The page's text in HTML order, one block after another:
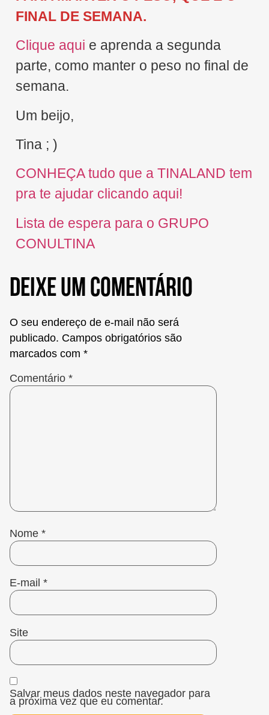
FINAL DE SEMANA.
Clique aqui e aprenda a segunda
parte, como manter o peso no final de
semana.
Um beijo,
Tina ; )
CONHEÇA tudo que a TINALAND tem
pra te ajudar clicando aqui!
Lista de espera para o GRUPO
CONULTINA
Deixe um comentário
O seu endereço de e-mail não será
publicado. Campos obrigatórios são
marcados com *
Comentário *
Nome *
E-mail *
Site
Salvar meus dados neste navegador para
a próxima vez que eu comentar.